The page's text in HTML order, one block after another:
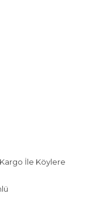
Kargo İle Köylere